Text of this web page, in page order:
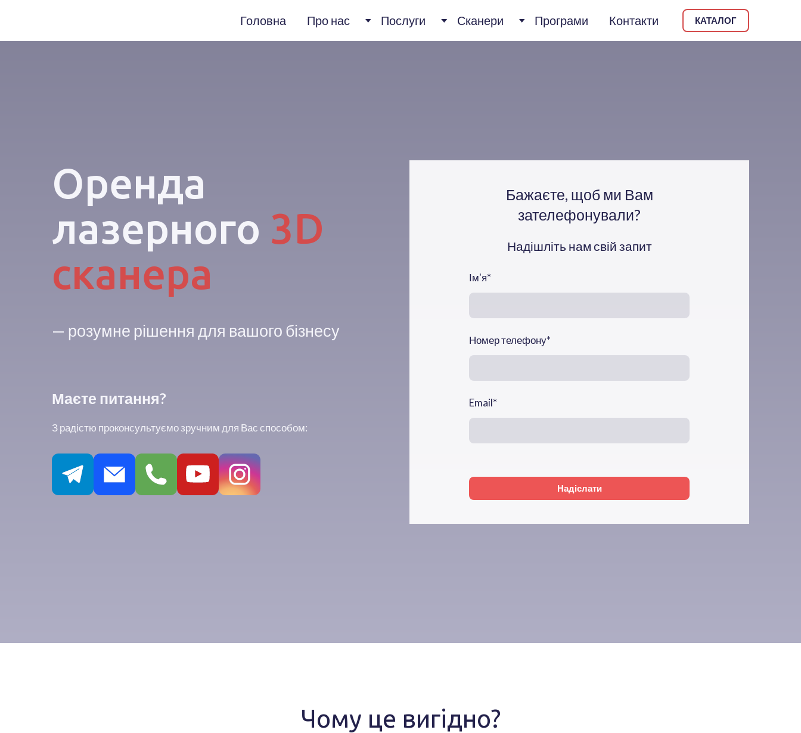
Головна Про нас Послуги Сканери Програми Контакти КАТАЛОГ
Оренда
лазерного 3D
сканера
— розумне рішення для вашого бізнесу
Маєте питання?
З радістю проконсультуємо зручним для Вас способом:
Бажаєте, щоб ми Вам
зателефонували?
Надішліть нам свій запит
Ім'я*
Номер телефону*
Email*
Надіслати
Чому це вигідно?